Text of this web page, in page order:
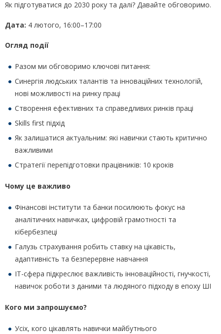
Як підготуватися до 2030 року та далі? Давайте обговоримо.
Дата: 4 лютого, 16:00–17:00
Огляд події
Разом ми обговоримо ключові питання:
Синергія людських талантів та інноваційних технологій,
нові можливості на ринку праці
Створення ефективних та справедливих ринків праці
Skills first підхід
Як залишатися актуальним: які навички стають критично
важливими
Стратегії перепідготовки працівників: 10 кроків
Чому це важливо
Фінансові інститути та банки посилюють фокус на
аналітичних навичках, цифровій грамотності та
кібербезпеці
Галузь страхування робить ставку на цікавість,
адаптивність та безперервне навчання
ІТ-сфера підкреслює важливість інноваційності, гнучкості,
навичок роботи з даними та людяного підходу в епоху ШІ
Кого ми запрошуємо?
Усіх, кого цікавлять навички майбутнього